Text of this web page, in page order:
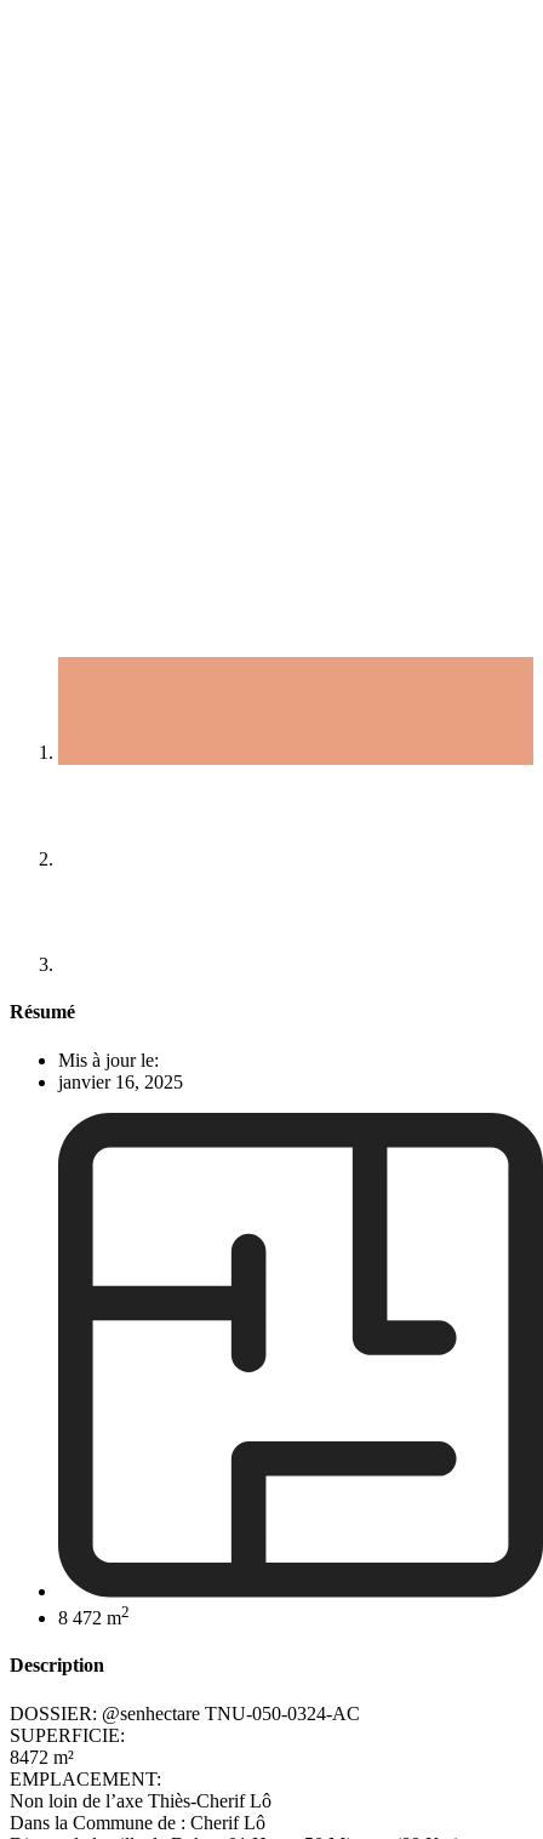
Résumé
Mis à jour le:
janvier 16, 2025
8 472 m2
Description
DOSSIER: @senhectare TNU-050-0324-AC
SUPERFICIE:
8472 m²
EMPLACEMENT:
Non loin de l’axe Thiès-Cherif Lô
Dans la Commune de : Cherif Lô